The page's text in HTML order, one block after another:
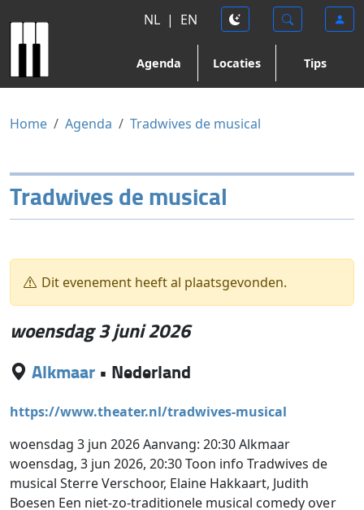
NL | EN
Agenda Locaties Tips
Home Agenda Tradwives de musical
Tradwives de musical
Dit evenement heeft al plaatsgevonden.
woensdag 3 juni 2026
Alkmaar • Nederland
https://www.theater.nl/tradwives-musical
woensdag 3 jun 2026 Aanvang: 20:30 Alkmaar
woensdag, 3 jun 2026, 20:30 Toon info Tradwives de
musical Sterre Verschoor, Elaine Hakkaart, Judith
Boesen Een niet-zo-traditionele musical comedy over